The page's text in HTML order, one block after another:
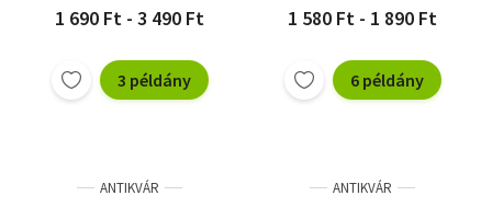
1 690 Ft - 3 490 Ft
3 példány
1 580 Ft - 1 890 Ft
6 példány
ANTIKVÁR ANTIKVÁR